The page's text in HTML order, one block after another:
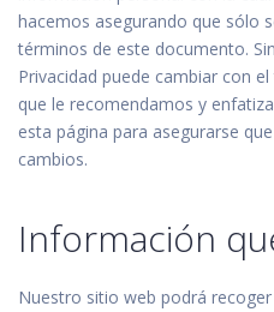
hacemos asegurando que sólo
términos de este documento.
Privacidad puede cambiar con
que le recomendamos y
esta página para asegurarse
cambios.
Información
Nuestro sitio web podrá